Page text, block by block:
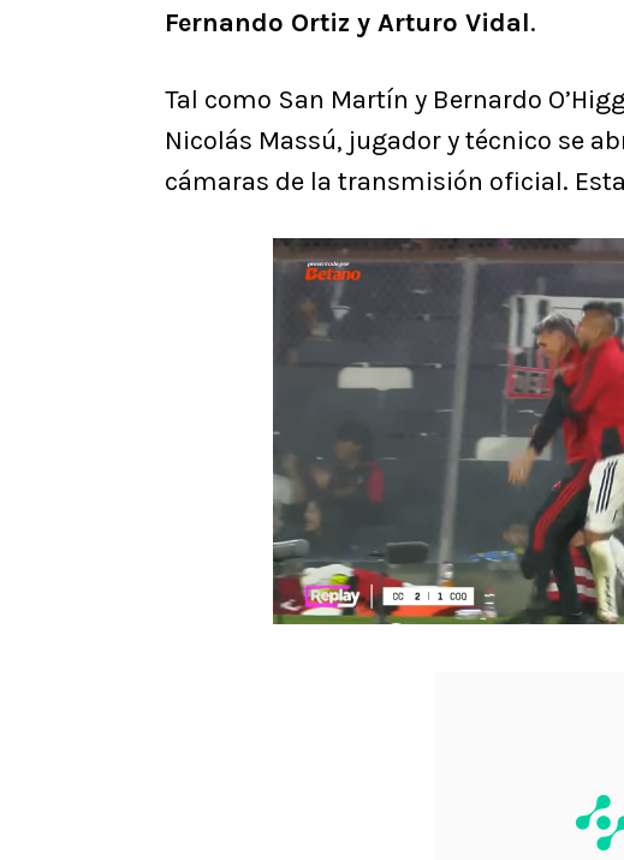
Fernando Ortiz y Arturo Vidal.
Tal como San Martín y Bernardo
Nicolás Massú, jugador y técnico se
cámaras de la transmisión oficial.